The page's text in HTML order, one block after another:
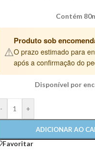
Contém
⚠️
Produto sob
O prazo estimado para
após a confirmação do
Disponível por
- +
ADICIONAR AO
Favoritar